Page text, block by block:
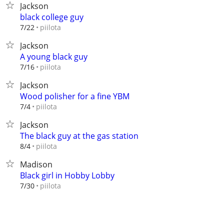
Jackson
black college guy
7/22 piilota
Jackson
A young black guy
7/16 piilota
Jackson
Wood polisher for a fine YBM
7/4 piilota
Jackson
The black guy at the gas station
8/4 piilota
Madison
Black girl in Hobby Lobby
7/30 piilota